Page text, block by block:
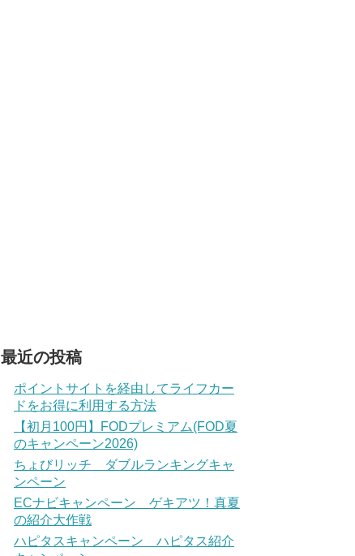
最近の投稿
ポイントサイトを経由してライフカー
ドをお得に利用する方法
【初月100円】FODプレミアム(FOD夏
のキャンペーン2026)
ちょびリッチ ダブルランキングキャ
ンペーン
ECナビキャンペーン ゲキアツ！真夏
の紹介大作戦
ハピタスキャンペーン ハピタス紹介